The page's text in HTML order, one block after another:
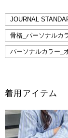
JOURNAL
骨格_パーソナルカ
パーソナルカラー_
着用アイテム